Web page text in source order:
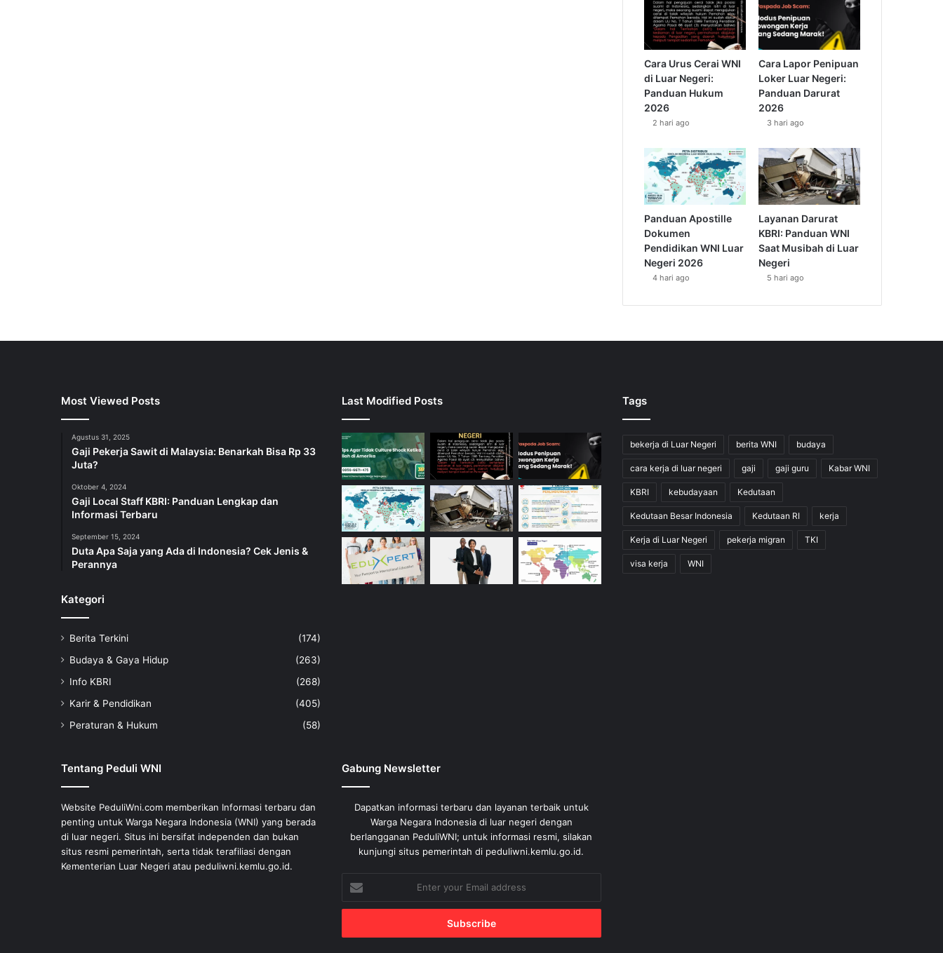
Cara Urus Cerai WNI
di Luar Negeri:
Panduan Hukum
2026
2 hari ago
Cara Lapor Penipuan
Loker Luar Negeri:
Panduan Darurat
2026
3 hari ago
Panduan Apostille
Dokumen
Pendidikan WNI Luar
Negeri 2026
4 hari ago
Layanan Darurat
KBRI: Panduan WNI
Saat Musibah di Luar
Negeri
5 hari ago
Most Viewed Posts
Agustus 31, 2025
Gaji Pekerja Sawit di Malaysia: Benarkah Bisa Rp 33
Juta?
Oktober 4, 2024
Gaji Local Staff KBRI: Panduan Lengkap dan
Informasi Terbaru
September 15, 2024
Duta Apa Saja yang Ada di Indonesia? Cek Jenis &
Perannya
Kategori
Berita Terkini
(174)
Budaya & Gaya Hidup
(263)
Info KBRI
(268)
Karir & Pendidikan
(405)
Peraturan & Hukum
(58)
Last Modified Posts Tags
bekerja di Luar Negeri berita WNI budaya
cara kerja di luar negeri gaji gaji guru Kabar WNI
KBRI kebudayaan Kedutaan
Kedutaan Besar Indonesia Kedutaan RI kerja
Kerja di Luar Negeri pekerja migran TKI
visa kerja WNI
Tentang Peduli WNI
Website PeduliWni.com memberikan Informasi terbaru dan
penting untuk Warga Negara Indonesia (WNI) yang berada
di luar negeri. Situs ini bersifat independen dan bukan
situs resmi pemerintah, serta tidak terafiliasi dengan
Kementerian Luar Negeri atau peduliwni.kemlu.go.id.
Gabung Newsletter
Dapatkan informasi terbaru dan layanan terbaik untuk
Warga Negara Indonesia di luar negeri dengan
berlangganan PeduliWNI; untuk informasi resmi, silakan
kunjungi situs pemerintah di peduliwni.kemlu.go.id.
Enter
your
Email